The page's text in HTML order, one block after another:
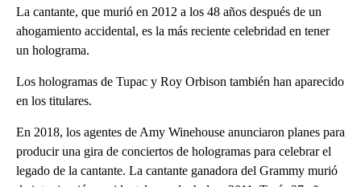
La cantante, que murió en 2012 a los 48 años después de un
ahogamiento accidental, es la más reciente celebridad en tener
un holograma.
Los hologramas de Tupac y Roy Orbison también han aparecido
en los titulares.
En 2018, los agentes de Amy Winehouse anunciaron planes para
producir una gira de conciertos de hologramas para celebrar el
legado de la cantante. La cantante ganadora del Grammy murió